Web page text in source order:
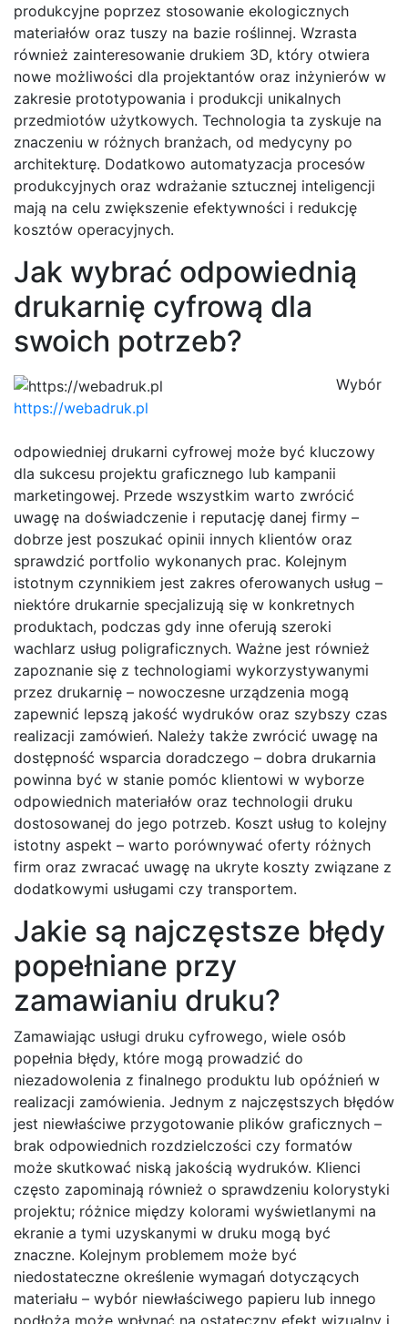
produkcyjne poprzez stosowanie ekologicznych
materiałów oraz tuszy na bazie roślinnej. Wzrasta
również zainteresowanie drukiem 3D, który otwiera
nowe możliwości dla projektantów oraz inżynierów w
zakresie prototypowania i produkcji unikalnych
przedmiotów użytkowych. Technologia ta zyskuje na
znaczeniu w różnych branżach, od medycyny po
architekturę. Dodatkowo automatyzacja procesów
produkcyjnych oraz wdrażanie sztucznej inteligencji
mają na celu zwiększenie efektywności i redukcję
kosztów operacyjnych.
Jak wybrać odpowiednią
drukarnię cyfrową dla
swoich potrzeb?
https://webadruk.pl
Wybór
odpowiedniej drukarni cyfrowej może być kluczowy
dla sukcesu projektu graficznego lub kampanii
marketingowej. Przede wszystkim warto zwrócić
uwagę na doświadczenie i reputację danej firmy –
dobrze jest poszukać opinii innych klientów oraz
sprawdzić portfolio wykonanych prac. Kolejnym
istotnym czynnikiem jest zakres oferowanych usług –
niektóre drukarnie specjalizują się w konkretnych
produktach, podczas gdy inne oferują szeroki
wachlarz usług poligraficznych. Ważne jest również
zapoznanie się z technologiami wykorzystywanymi
przez drukarnię – nowoczesne urządzenia mogą
zapewnić lepszą jakość wydruków oraz szybszy czas
realizacji zamówień. Należy także zwrócić uwagę na
dostępność wsparcia doradczego – dobra drukarnia
powinna być w stanie pomóc klientowi w wyborze
odpowiednich materiałów oraz technologii druku
dostosowanej do jego potrzeb. Koszt usług to kolejny
istotny aspekt – warto porównywać oferty różnych
firm oraz zwracać uwagę na ukryte koszty związane z
dodatkowymi usługami czy transportem.
Jakie są najczęstsze błędy
popełniane przy
zamawianiu druku?
Zamawiając usługi druku cyfrowego, wiele osób
popełnia błędy, które mogą prowadzić do
niezadowolenia z finalnego produktu lub opóźnień w
realizacji zamówienia. Jednym z najczęstszych błędów
jest niewłaściwe przygotowanie plików graficznych –
brak odpowiednich rozdzielczości czy formatów
może skutkować niską jakością wydruków. Klienci
często zapominają również o sprawdzeniu kolorystyki
projektu; różnice między kolorami wyświetlanymi na
ekranie a tymi uzyskanymi w druku mogą być
znaczne. Kolejnym problemem może być
niedostateczne określenie wymagań dotyczących
materiału – wybór niewłaściwego papieru lub innego